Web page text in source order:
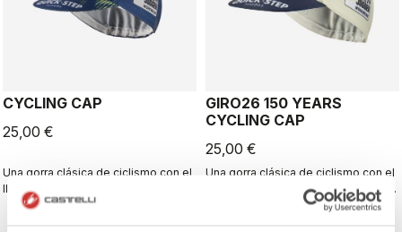
CYCLING CAP
25,00 €
Una gorra clásica de ciclismo con el
llamativo diseño de Soudal Quick-
Step.
GIRO26 150 YEARS
CYCLING CAP
25,00 €
Una gorra clásica de ciclismo con el
llamativo diseño de Soudal Quick-